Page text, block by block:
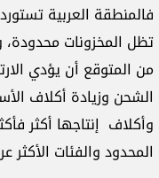
فالمنطقة العربية
تظل المخزونات
من المتوقع أن يؤدي
الشحن وزيادة أكلاف
وأكلاف إنتاجها أكثر
المحدود والفئات الأكثر